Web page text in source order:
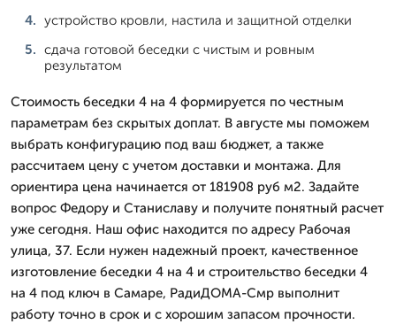
устройство кровли, настила и защитной отделки
сдача готовой беседки с чистым и ровным
результатом
Стоимость беседки 4 на 4 формируется по честным
параметрам без скрытых доплат. В августе мы поможем
выбрать конфигурацию под ваш бюджет, а также
рассчитаем цену с учетом доставки и монтажа. Для
ориентира цена начинается от 181908 руб м2. Задайте
вопрос Федору и Станиславу и получите понятный расчет
уже сегодня. Наш офис находится по адресу Рабочая
улица, 37. Если нужен надежный проект, качественное
изготовление беседки 4 на 4 и строительство беседки 4
на 4 под ключ в Самаре, РадиДОМА-Смр выполнит
работу точно в срок и с хорошим запасом прочности.